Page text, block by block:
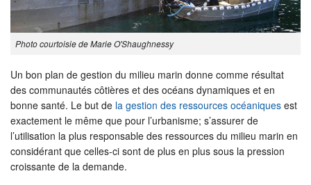
Photo courtoisie de Marie O'Shaughnessy
Un bon plan de gestion du milieu marin donne comme résultat
des communautés côtières et des océans dynamiques et en
bonne santé. Le but de la gestion des ressources océaniques est
exactement le même que pour l’urbanisme; s’assurer de
l’utilisation la plus responsable des ressources du milieu marin en
considérant que celles-ci sont de plus en plus sous la pression
croissante de la demande.